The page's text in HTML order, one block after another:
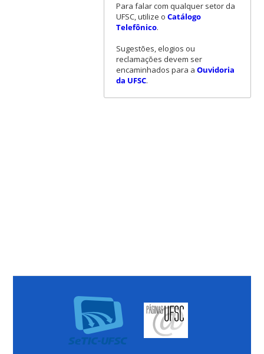
Para falar com qualquer setor da
UFSC, utilize o Catálogo
Telefônico.
Sugestões, elogios ou
reclamações devem ser
encaminhados para a Ouvidoria
da UFSC.